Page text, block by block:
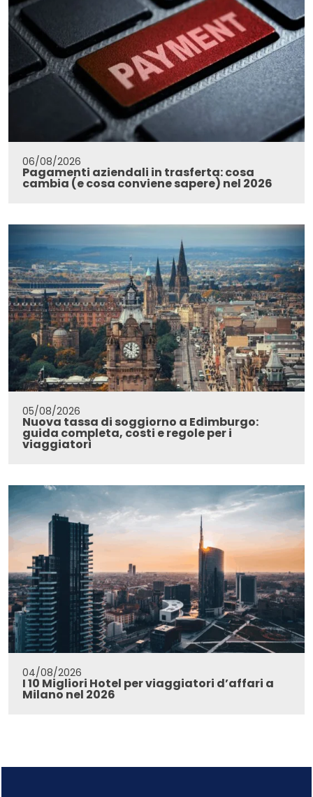
06/08/2026
Pagamenti aziendali in trasferta: cosa
cambia (e cosa conviene sapere) nel 2026
05/08/2026
Nuova tassa di soggiorno a Edimburgo:
guida completa, costi e regole per i
viaggiatori
04/08/2026
I 10 Migliori Hotel per viaggiatori d’affari a
Milano nel 2026